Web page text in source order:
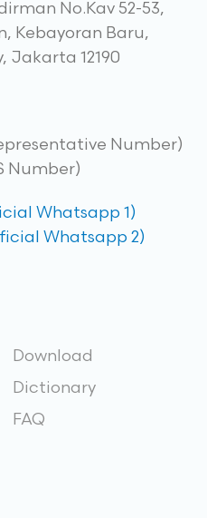
No.Kav 52-53,
Kebayoran Baru,
Jakarta 12190
Number)
Number)
Whatsapp 1)
Whatsapp 2)
Download
Dictionary
FAQ